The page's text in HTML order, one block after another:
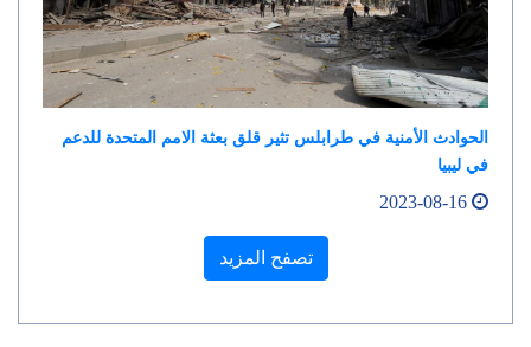
الحوادث الأمنية في طرابلس تثير قلق بعثة الامم المتحدة للدعم
في ليبيا
تصفح المزيد